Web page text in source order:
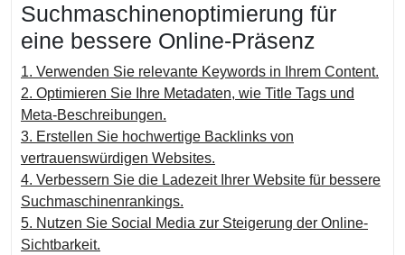
Suchmaschinenoptimierung für
eine bessere Online-Präsenz
1. Verwenden Sie relevante Keywords in Ihrem Content.
2. Optimieren Sie Ihre Metadaten, wie Title Tags und
Meta-Beschreibungen.
3. Erstellen Sie hochwertige Backlinks von
vertrauenswürdigen Websites.
4. Verbessern Sie die Ladezeit Ihrer Website für bessere
Suchmaschinenrankings.
5. Nutzen Sie Social Media zur Steigerung der Online-
Sichtbarkeit.